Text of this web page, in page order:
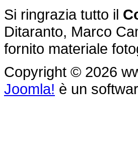
Si ringrazia tutto il
Ditaranto, Marco
fornito materiale
Copyright © 2026
Joomla! è un